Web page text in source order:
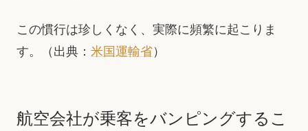
この慣行は珍しくなく、実際に頻繁に起こりま
す。（出典： 米国運輸省）
航空会社が乗客をバンピングするこ